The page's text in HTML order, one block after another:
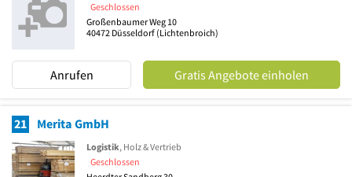
Geschlossen
Großenbaumer Weg 10
40472 Düsseldorf (Lichtenbroich)
Anrufen Gratis Angebote einholen
21 Merita GmbH
Logistik, Holz & Vertrieb
Geschlossen